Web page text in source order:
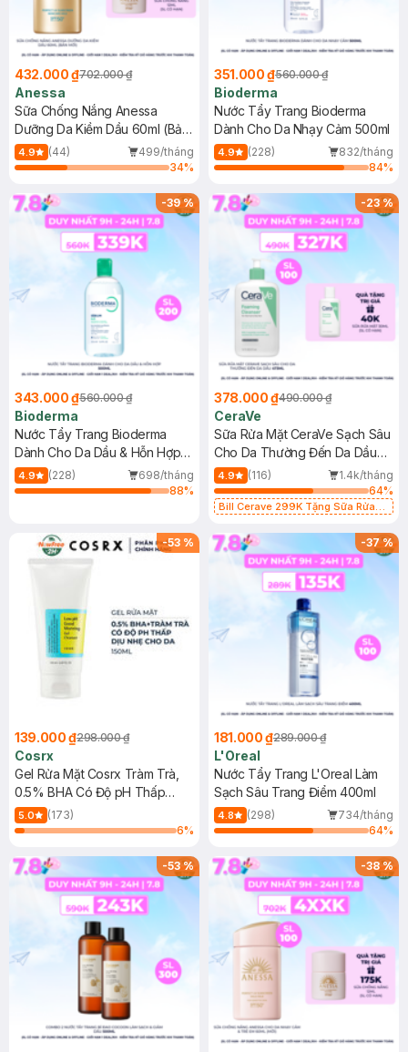
432.000 ₫702.000 ₫
Anessa
Sữa Chống Nắng Anessa
Dưỡng Da Kiềm Dầu 60ml (Bản
Mới)
4.9 (44)
499/tháng
34%
351.000 ₫560.000 ₫
Bioderma
Nước Tẩy Trang Bioderma
Dành Cho Da Nhạy Cảm 500ml
4.9 (228)
832/tháng
84%
-39%
343.000 ₫560.000 ₫
Bioderma
Nước Tẩy Trang Bioderma
Dành Cho Da Dầu & Hỗn Hợp
500ml
4.9 (228)
698/tháng
88%
-23%
378.000 ₫490.000 ₫
CeraVe
Sữa Rửa Mặt CeraVe Sạch Sâu
Cho Da Thường Đến Da Dầu
473ml
4.9 (116)
1.4k/tháng
64%
Bill Cerave 299K Tặng Sữa Rửa
-53 %
139.000 ₫298.000 ₫
Cosrx
Gel Rửa Mặt Cosrx Tràm Trà,
0.5% BHA Có Độ pH Thấp
150ml
5.0
(173)
6%
-37%
181.000 ₫289.000 ₫
L'Oreal
Nước Tẩy Trang L'Oreal Làm
Sạch Sâu Trang Điểm 400ml
4.8 (298)
734/tháng
64%
-53% -38%